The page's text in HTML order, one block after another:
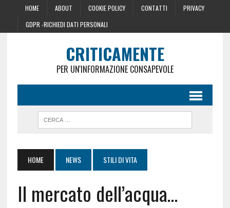
HOME ABOUT COOKIE POLICY CONTATTI
PRIVACY
GDPR -RICHIEDI DATI PERSONALI
CRITICAMENTE
PER UN'INFORMAZIONE CONSAPEVOLE
HOME NEWS STILI DI VITA
Il mercato dell’acqua…